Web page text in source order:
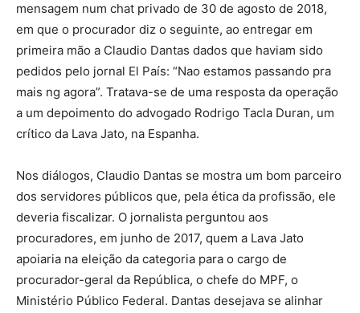
mensagem num chat privado de 30 de agosto de 2018,
em que o procurador diz o seguinte, ao entregar em
primeira mão a Claudio Dantas dados que haviam sido
pedidos pelo jornal El País: “Nao estamos passando pra
mais ng agora”. Tratava-se de uma resposta da operação
a um depoimento do advogado Rodrigo Tacla Duran, um
crítico da Lava Jato, na Espanha.
Nos diálogos, Claudio Dantas se mostra um bom parceiro
dos servidores públicos que, pela ética da profissão, ele
deveria fiscalizar. O jornalista perguntou aos
procuradores, em junho de 2017, quem a Lava Jato
apoiaria na eleição da categoria para o cargo de
procurador-geral da República, o chefe do MPF, o
Ministério Público Federal. Dantas desejava se alinhar